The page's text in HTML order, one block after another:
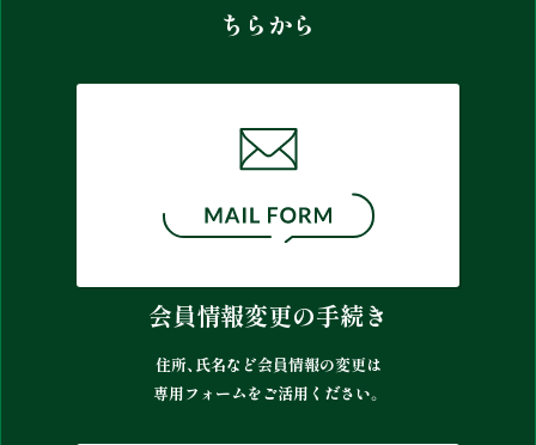
ちらから
会員情報変更の手続き
住所、氏名など会員情報の変更は
専用フォームをご活用ください。